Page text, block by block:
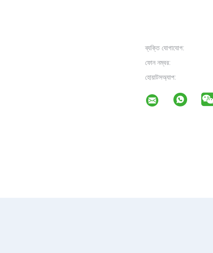
ব্যক্তি যোগাযোগ:
ফোন নম্বর:
হোয়াটসঅ্যাপ: